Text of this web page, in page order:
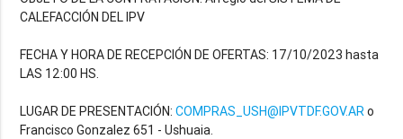
CALEFACCIÓN DEL IPV
FECHA Y HORA DE RECEPCIÓN DE OFERTAS: 17/10/2023 hasta
LAS 12:00 HS.
LUGAR DE PRESENTACIÓN:COMPRAS_USH@IPVTDF.GOV.ARo
Francisco Gonzalez 651 - Ushuaia.